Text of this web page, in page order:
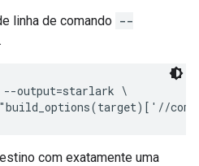
linha de comando --
.
output=starlark \
com exatamente uma